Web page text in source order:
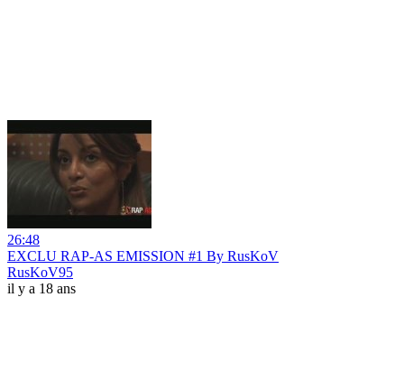
26:48
EXCLU RAP-AS EMISSION #1 By RusKoV
RusKoV95
il y a 18 ans